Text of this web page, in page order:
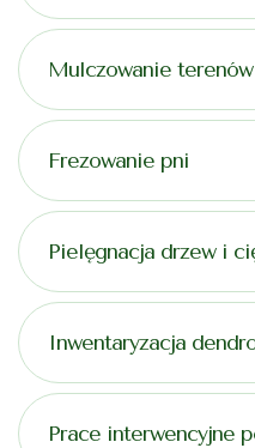
Mulczowanie terenów
Frezowanie pni
Pielęgnacja drzew i
Inwentaryzacja
Prace interwencyjne